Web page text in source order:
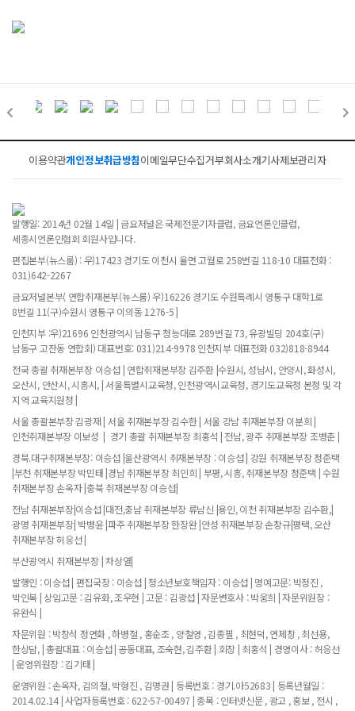
이용약관개인정보취급방침이메일무단수집거부회사소개기사제보관리자
발행일: 2014년 02월 14일 | 금요저널은 국제전문기자클럽, 금요언론인클럽,
세종시언론인협회 회원사입니다.
편집본부(뉴스룸) : 우)17423 경기도 이천시 율면 고월로 258번길 118-10 대표전화 :
031)642-2267
금요저널본부( 연합취재본부(뉴스룸) 우)16226 경기도 수원특례시 영통구 대학1로
8번길 11(구)수원시 영통구 이의동 1276-5 |
인천지부 :우)21696 인천광역시 남동구 청능대로 289번길 73, 유광빌딩 204호(구)
남동구 고잔동 연합회) 대표번호: 031)214-9978 인천지부 대표전화 032)818-8944
전국 총괄 취재본부장 이승섭 | 연합취재본부장 김주환 |수원시, 성남시, 안양시, 화성시,
오산시, 안산시, 시흥시, | 서울특별시교육청, 인천광역시교육청, 경기도교육청 본청 및 각
지역 교육지원청 |
서울 총괄본부장 김광재 | 서울 취재본부장 김수한 | 서울 강남 취재본부장 이분희 |
인천취재본부장 이보성 | 경기 총괄 취재본부장 최홍석 | 전남, 광주 취재본부장 조병춘 |
경북.대구취재본부장: 이승섭 |울산광역시 취재본부장 : 이승섭 | 강원 취재본부장 정준택
|부천 취재본부장 박민태 |경남 취재본부장 최인희 | 부평, 시흥, 취재본부장 정준택 | 수원
취재본부장 손옥자 |충북 취재본부장 이승섭|
전남 취재본부장|이승섭 |대전,충남 취재본부장 류남신 |용인, 이천 취재본부장 김수환,|
광명 취재본부장| 박병윤 |파주 취재본부장 한장완 |안성 취재본부장 손창규|평택, 오산
취재본부장 허응선 |
부산광역시 취재본부장 | 차상열|
발행인 : 이승섭 | 편집국장 : 이승섭 | 청소년보호책임자 : 이승섭 | 명예고문: 박정진 ,
박인복 | 상임고문 : 김유화, 조우현 | 고문 : 김광섭 | 자문변호사 : 박웅희 | 자문위원장 :
유완식 |
자문위원 : 박창석 정연화 , 하병철 , 홍순조 , 양철영 , 김종필 , 최현덕, 연제창 , 최선용,
한상담, | 총괄대표 : 이승섭 | 공동대표, 조숙현, 김주환 | 회장 | 최홍석 | 경영이사 : 허응선
| 운영위원장 : 김기태 |
운영위원 : 손옥자, 김의철, 박형진 , 김명권 | 등록번호 : 경기.아52683 | 등록년월일 :
2014.02.14 | 사업자등록번호 : 622-57-00497 | 종목 : 인터넷신문 , 광고 , 홍보 , 전시 ,